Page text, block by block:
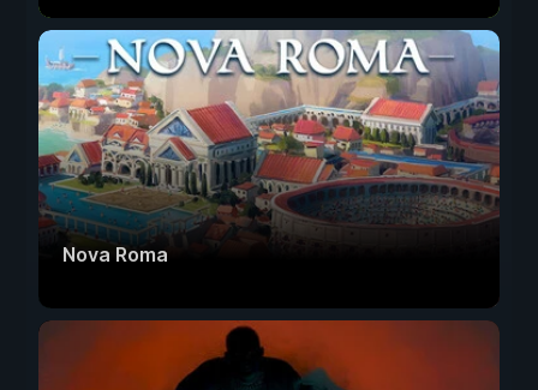
Nova Roma